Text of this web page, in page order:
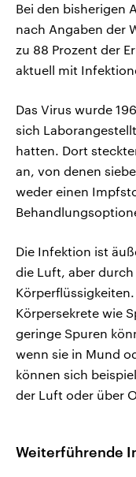
Bei den bisherigen
nach Angaben der
zu 88 Prozent der
aktuell mit
Das Virus wurde
sich
hatten. Dort
an, von denen
weder einen
Die Infektion ist
die Luft, aber
Körpersekrete wie
geringe Spuren
wenn sie in Mund
können sich
der Luft oder über
Weiterführende